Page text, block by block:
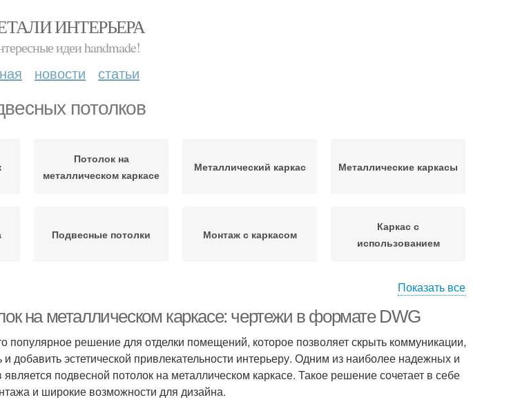
ИНТЕРЬЕРА
идеи handmade!
новости статьи
потолков
Потолок на
металлическом каркасе
Металлический каркас Металлические каркасы
Подвесные потолки Монтаж с каркасом
Каркас с
использованием
Показать все
на металлическом каркасе: чертежи в формате DWG
популярное решение для отделки помещений, которое позволяет скрыть коммуникации,
добавить эстетической привлекательности интерьеру. Одним из наиболее надежных и
подвесной потолок на металлическом каркасе. Такое решение сочетает в себе
и широкие возможности для дизайна.